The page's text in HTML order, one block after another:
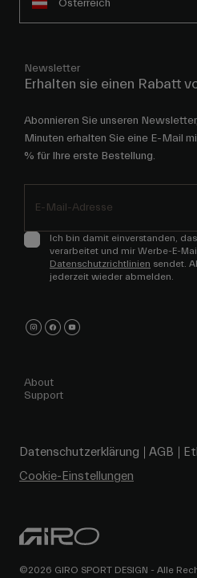
Österreich
Newsletter
Erhalten sie einen Rabatt
Abonnieren Sie unseren
Minuten erhalten Sie eine E-Mail
% für Ihre erste Bestellung.
Ich bin damit einverstanden,
verarbeitet und mir Werbe-E-
Datenschutzrichtlinien sendet.
jederzeit wieder abmelden.
About
Support
Datenschutzerklärung AGB
Cookie-Einstellungen
©2026 GIRO SPORT DESIGN - Alle